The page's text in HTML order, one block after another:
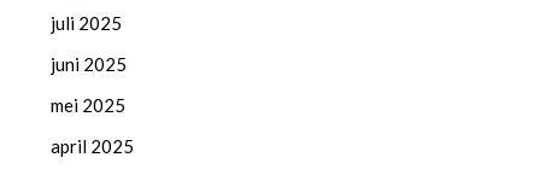
juli 2025
juni 2025
mei 2025
april 2025